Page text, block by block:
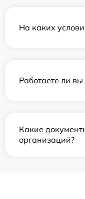
На каких
Работаете ли
Какие
организаций?